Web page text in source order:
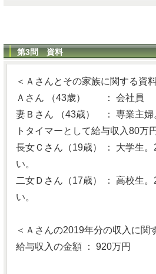
第3問 資料
＜Ａさんとその家族に関する資
Ａさん （43歳） ： 会社員
妻Ｂさん （43歳） ： 専業主婦
トタイマーとして給与収入80万
長女Ｃさん（19歳） ： 大学生
い。
二女Ｄさん（17歳） ： 高校生
い。
＜Ａさんの2019年分の収入に関
給与収入の金額 ： 920万円